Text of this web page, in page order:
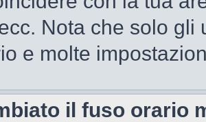
Nota che solo
e molte
il fuso orario